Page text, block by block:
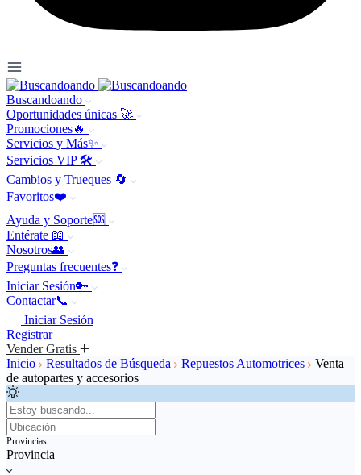
Buscandoando
Oportunidades únicas 🚀
Promociones🔥
Servicios y Más✨
Servicios VIP 🛠️
Cambios y Trueques 🔄
Favoritos❤️
Ayuda y Soporte🆘
Entérate 📖
Nosotros👥
Preguntas frecuentes❓
Iniciar Sesión🔑
Contactar📞
Iniciar Sesión
Registrar
Vender Gratis
Inicio
Resultados de Búsqueda Repuestos Automotrices
Venta
de autopartes y accesorios
Provincias
Provincia